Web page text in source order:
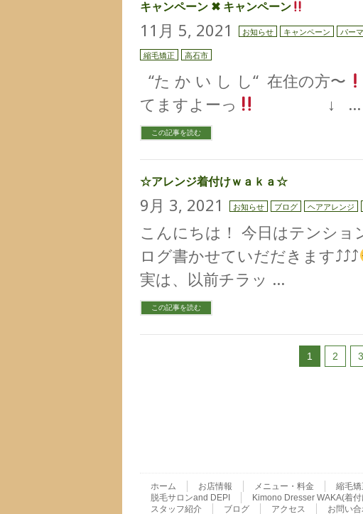
キャンペーン ✖︎ キャンペーン
11月 5, 2021 お知らせ キャンペーン パーマ
縮毛矯正 高石市
“た か い し し“ 在住の方〜
てますよーっ
↓ …
この記事を読む
☆アレンジ着付けｗａｋａ☆
9月 3, 2021 お知らせ ブログ ヘアアレンジ
こんにちは！ 今日はテンショ
ログ書かせていだだきます⤴︎⤴︎⤴︎
実は、以前チラッ …
この記事を読む
1 2 3
ホーム お店情報 メニュー・料金 縮毛矯
脱毛サロンand DEPI
Kimono Dresser WAKA(着付
スタッフ紹介
ブログ アクセス お問い